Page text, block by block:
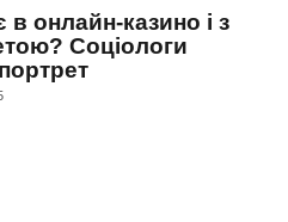
в онлайн-казино і з
Соціологи